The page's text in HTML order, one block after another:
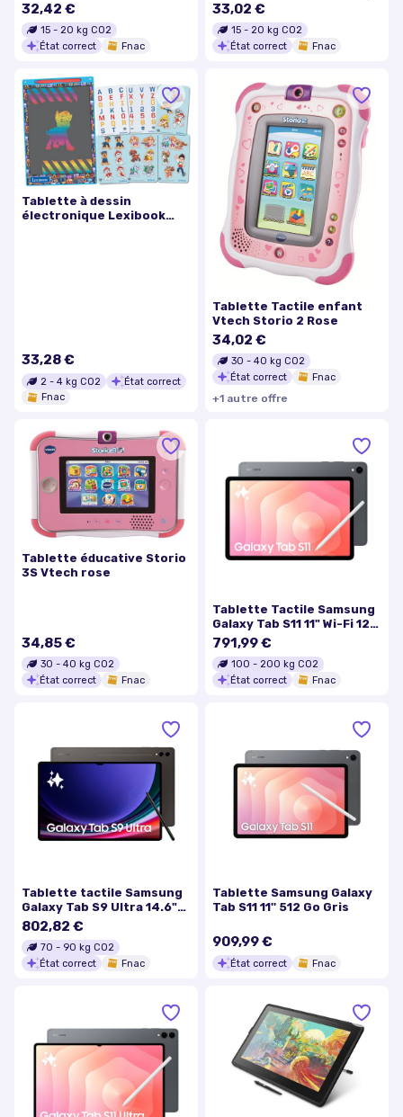
32,42 €
15 - 20 kg CO2
État correct
Fnac
33,02 €
15 - 20 kg CO2
État correct
Fnac
Tablette à dessin
électronique Lexibook
33,28 €
2 - 4 kg CO2
État correct
Fnac
Tablette Tactile enfant
Vtech Storio 2 Rose
34,02 €
30 - 40 kg CO2
État correct
Fnac
+1 autre offre
Tablette éducative Storio
3S Vtech rose
34,85 €
30 - 40 kg CO2
État correct
Fnac
Tablette Tactile Samsung
Galaxy Tab S11 11" Wi-Fi 128
Go Gris
791,99 €
100 - 200 kg CO2
État correct
Fnac
Tablette tactile Samsung
Galaxy Tab S9 Ultra 14.6"
Wifi 512 Go Anthracite
802,82 €
70 - 90 kg CO2
État correct
Fnac
Tablette Samsung Galaxy
Tab S11 11'' 512 Go Gris
909,99 €
État correct Fnac